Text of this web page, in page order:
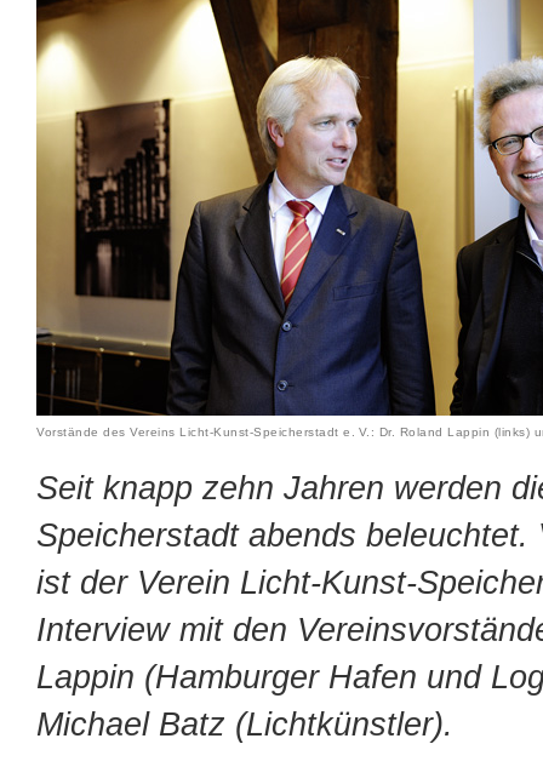
Vorstände des Vereins Licht-Kunst-Speicherstadt e. V.: Dr. Roland Lappin (links)
Seit knapp zehn Jahren werden
Speicherstadt abends beleuchtet.
ist der Verein Licht-Kunst-
Interview mit den
Lappin (Hamburger Hafen und
Michael Batz (Lichtkünstler).